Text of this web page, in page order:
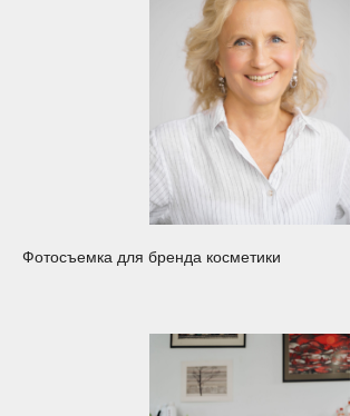
Фотосъемка для бренда косметики